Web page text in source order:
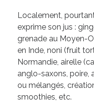
Localement,
exprime son jus :
grenade au Moyen-
en Inde, noni (fruit
Normandie, airelle
anglo-saxons, poire,
ou mélangés,
smoothies, etc.